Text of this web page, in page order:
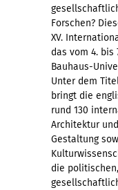
Forschen?
XV.
das vom 4. bis
Bauhaus-
Unter dem
bringt die
rund 130
Architektur
Gestaltung
die